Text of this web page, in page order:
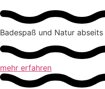
Badespaß und Natur
mehr erfahren